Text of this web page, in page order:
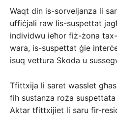
Waqt din is-sorveljanza li
uffiċjali raw lis-suspettat
individwu ieħor fiż-żona
wara, is-suspettat ġie
isuq vettura Skoda u
Tfittxija li saret wasslet
fih sustanza roża
Aktar tfittxijiet li saru fir-